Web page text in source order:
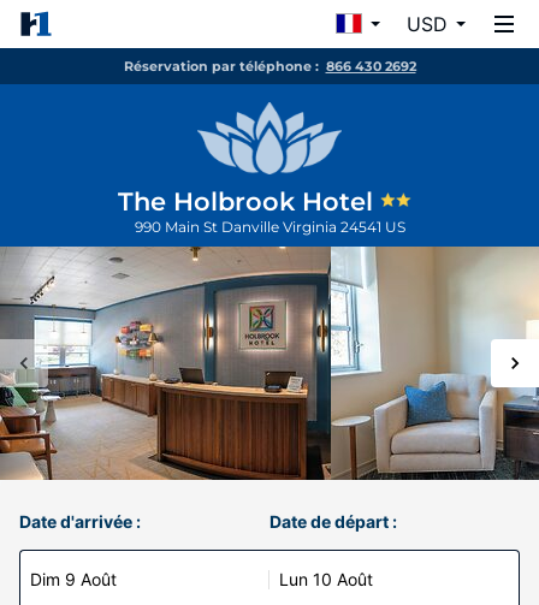
USD
Réservation par téléphone : 866 430 2692
The Holbrook Hotel
990 Main St Danville Virginia 24541 US
Date d'arrivée :
Dim 9 Août
Date de départ :
Lun 10 Août